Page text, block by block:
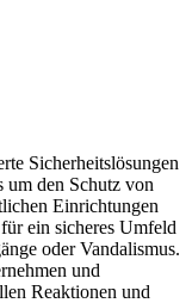
Sicherheitslösungen
um den Schutz von
Einrichtungen
ein sicheres Umfeld
oder Vandalismus.
und
Reaktionen und